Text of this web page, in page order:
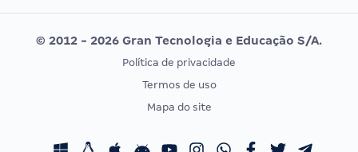
Editais publicados
Vunesp
CONCURSOS POR PROFISSÃO
Concursos Fiscais
EXAME DE ORDEM
Calendário OAB
© 2012 - 2026 Gran Tecnologia e Educação S/A.
Política de privacidade
Termos de uso
Mapa do site